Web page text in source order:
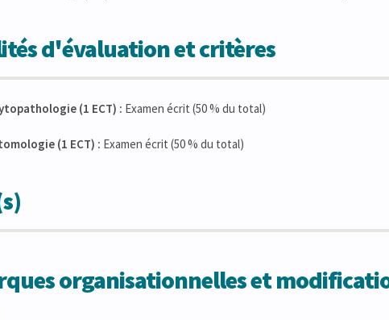
d'évaluation et critères
(1 ECT) : Examen écrit (50 % du total)
(1 ECT) : Examen écrit (50 % du total)
organisationnelles et